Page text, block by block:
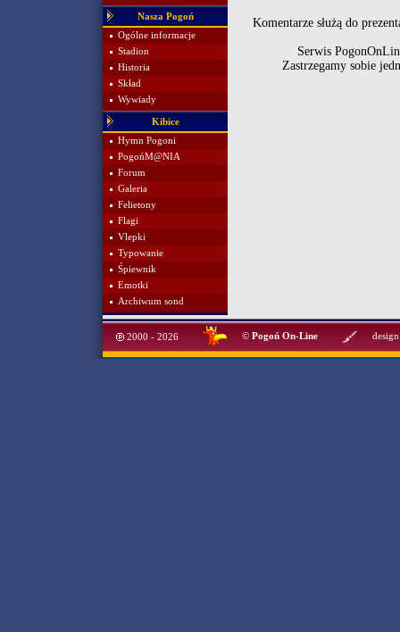
Nasza Pogoń
Ogólne informacje
Stadion
Historia
Skład
Wywiady
Kibice
Hymn Pogoni
PogońM@NIA
Forum
Galeria
Felietony
Flagi
Vlepki
Typowanie
Śpiewnik
Emotki
Archiwum sond
Komentarze służą do
Serwis
Zastrzegamy sobie
2000 - 2026 © Pogoń On-Line